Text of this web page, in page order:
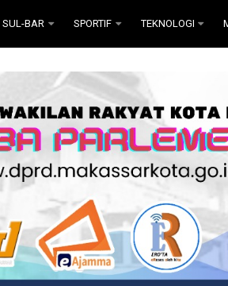
SUL-BAR SPORTIF TEKNOLOGI